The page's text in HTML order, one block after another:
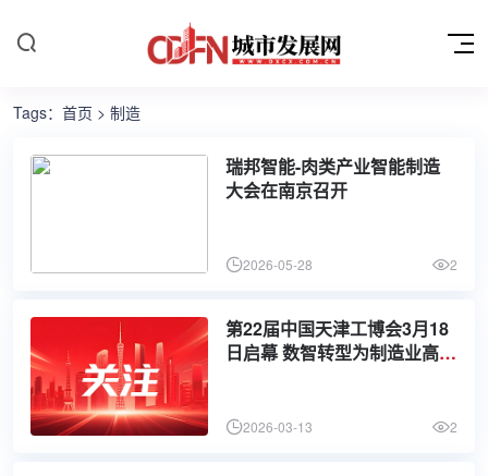
Tags： 首页 > 制造
瑞邦智能-肉类产业智能制造
大会在南京召开
2026-05-28 2
第22届中国天津工博会3月18
日启幕 数智转型为制造业高质
2026-03-13 2